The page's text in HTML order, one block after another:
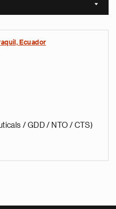
Sort
Ecuador
/ GDD / NTO / CTS)